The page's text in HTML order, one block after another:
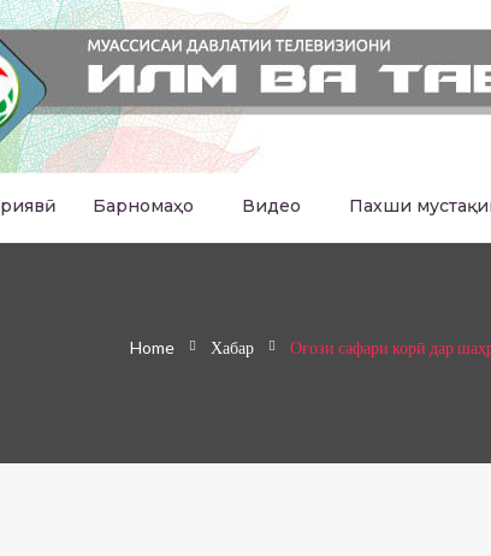
Барномаҳо Видео Пахши
Home Хабар Оғози сафари корӣ дар